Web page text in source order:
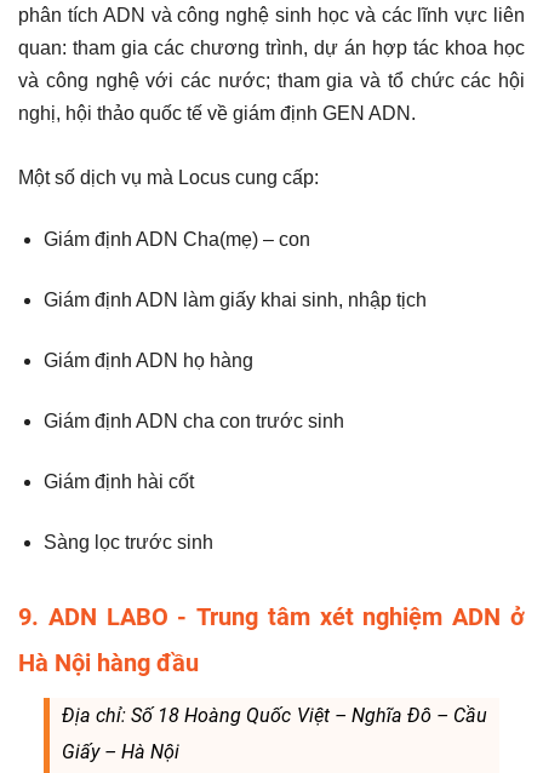
phân tích ADN và công nghệ sinh học và các lĩnh vực liên
quan: tham gia các chương trình, dự án hợp tác khoa học
và công nghệ với các nước; tham gia và tổ chức các hội
nghị, hội thảo quốc tế về giám định GEN ADN.
Một số dịch vụ mà Locus cung cấp:
Giám định ADN Cha(mẹ) – con
Giám định ADN làm giấy khai sinh, nhập tịch
Giám định ADN họ hàng
Giám định ADN cha con trước sinh
Giám định hài cốt
Sàng lọc trước sinh
9. ADN LABO - Trung tâm xét nghiệm ADN ở
Hà Nội hàng đầu
Địa chỉ: Số 18 Hoàng Quốc Việt – Nghĩa Đô – Cầu
Giấy – Hà Nội